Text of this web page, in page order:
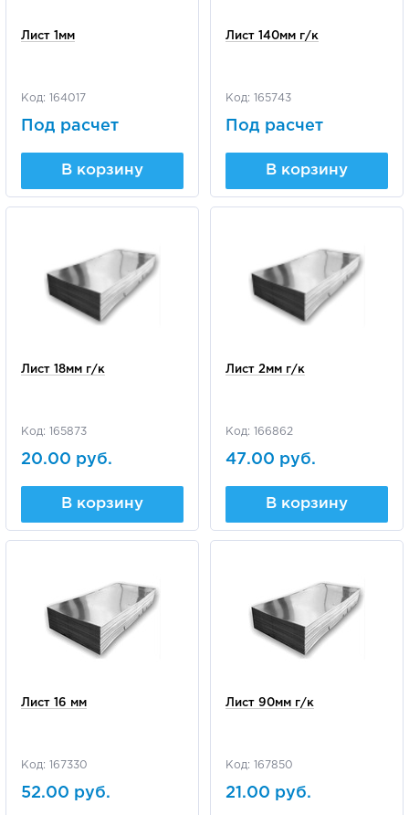
Лист 1мм
Код: 164017
Под расчет
В корзину
Лист 140мм г/к
Код: 165743
Под расчет
В корзину
Лист 18мм г/к
Код: 165873
20.00 руб.
В корзину
Лист 2мм г/к
Код: 166862
47.00 руб.
В корзину
Лист 16 мм
Код: 167330
52.00 руб.
Лист 90мм г/к
Код: 167850
21.00 руб.